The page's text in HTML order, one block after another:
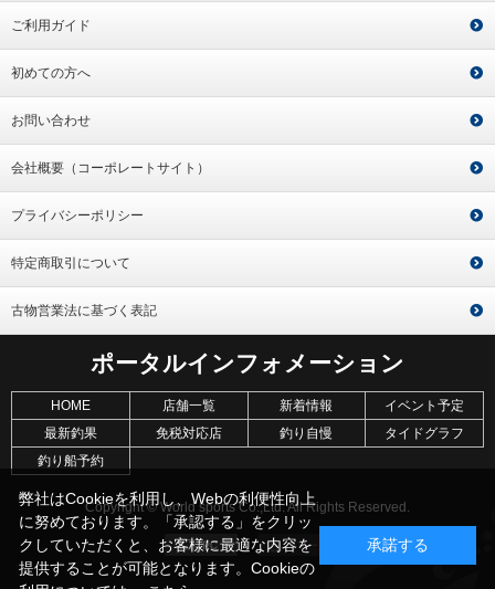
ご利用ガイド
初めての方へ
お問い合わせ
会社概要（コーポレートサイト）
プライバシーポリシー
特定商取引について
古物営業法に基づく表記
ポータルインフォメーション
HOME 店舗一覧 新着情報
イベント予定
最新釣果
免税対応店 釣り自慢
タイドグラフ
釣り船予約
Copyright © World sports Co.,Ltd. All Rights Reserved.
弊社はCookieを利用し、Webの利便性向上
に努めております。「承認する」をクリッ
クしていただくと、お客様に最適な内容を
提供することが可能となります。Cookieの
承諾する